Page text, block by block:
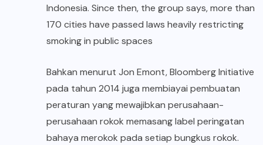
Indonesia. Since then, the group says, more than
170 cities have passed laws heavily restricting
smoking in public spaces
Bahkan menurut Jon Emont, Bloomberg Initiative
pada tahun 2014 juga membiayai pembuatan
peraturan yang mewajibkan perusahaan-
perusahaan rokok memasang label peringatan
bahaya merokok pada setiap bungkus rokok.